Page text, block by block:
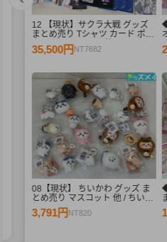
12 【現状】サクラ大戦 グッズ
まとめ売り Tシャツ カード ポス
ター ゲームソフト 他
35,500円 NT7682
08【現状】 ちいかわ グッズ ま
とめ売り マスコット 他 / ちいか
わ
3,791円 NT820